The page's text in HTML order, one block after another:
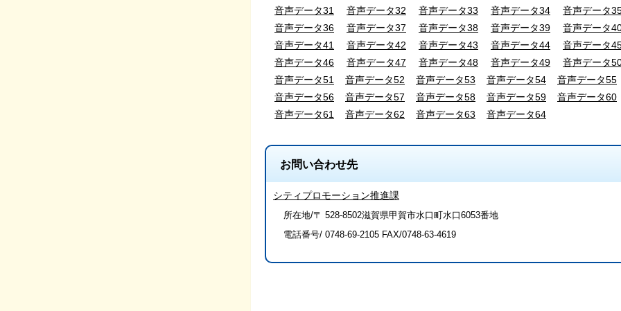
音声データ31
音声データ32 音声データ33 音声データ34
音声データ
音声データ36
音声データ37 音声データ38 音声データ39
音声データ
音声データ41
音声データ42 音声データ43 音声データ44
音声データ
音声データ46
音声データ47 音声データ48 音声データ49
音声データ
音声データ51
音声データ52 音声データ53 音声データ54
音声データ55
音声データ56
音声データ57 音声データ58 音声データ59
音声データ60
音声データ61
音声データ62 音声データ63 音声データ64
お問い合わせ先
シティプロモーション推進課
所在地/〒 528-8502滋賀県甲賀市水口町水口6053番地
電話番号/ 0748-69-2105 FAX/0748-63-4619